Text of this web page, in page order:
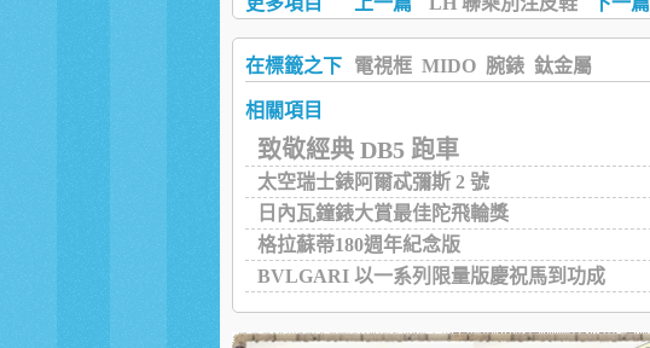
在標籤之下 電視框 MIDO 腕錶 鈦金屬
相關項目
致敬經典 DB5 跑車
太空瑞士錶阿爾忒彌斯 2 號
日內瓦鐘錶大賞最佳陀飛輪獎
格拉蘇蒂180週年紀念版
BVLGARI 以一系列限量版慶祝馬到功成